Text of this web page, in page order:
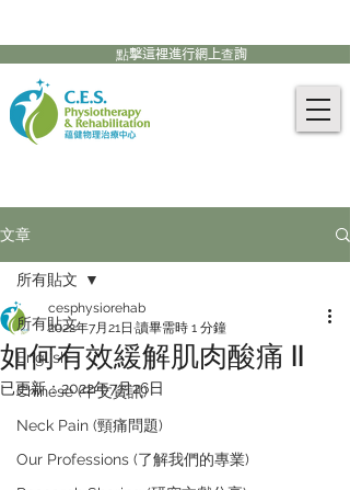
點擊這裡進行網上查詢
文章
所有貼文
English
Chinese (中文資訊)
Neck Pain (頸痛問題)
Our Professions (了解我們的專業)
所有貼文
如何有效緩解肌肉酸痛 II
cesphysiorehab
2022年7月21日 讀畢需時 1 分鐘
已更新：2022年7月26日